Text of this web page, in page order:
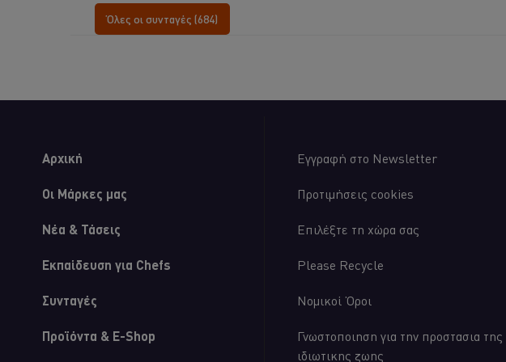
για
Μουστάρδα
είναι
στα
5
τις
1.
Όλες οι συνταγές (684)
Αρχική
Οι Μάρκες μας
Νέα & Τάσεις
Εκπαίδευση για Chefs
Συνταγές
Προϊόντα & E-Shop
Εγγραφή στο Newsletter
Προτιμήσεις cookies
Επιλέξτε τη χώρα σας
Please Recycle
Νομικοί Όροι
Γνωστοποιηση για την προστασια της
ιδιωτικης ζωης